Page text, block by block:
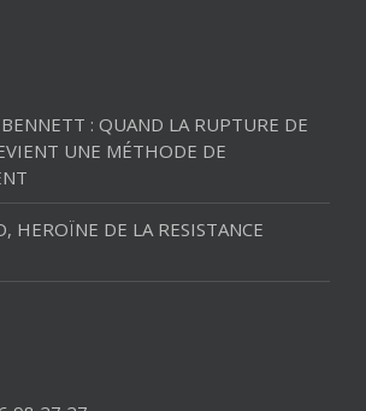
: QUAND LA RUPTURE DE
UNE MÉTHODE DE
HEROÏNE DE LA RESISTANCE